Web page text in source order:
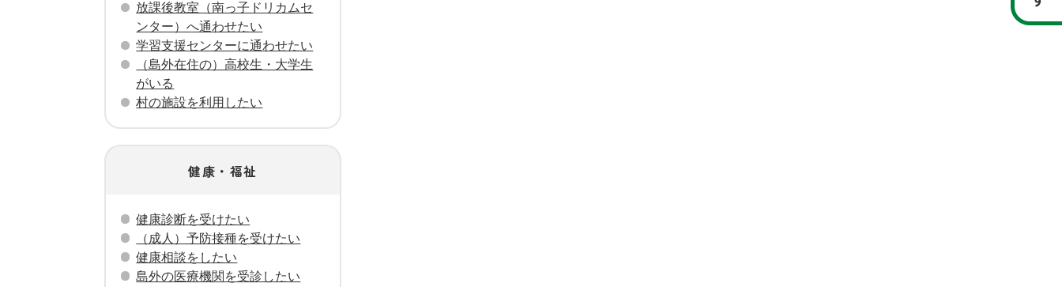
放課後教室（南っ子ドリカムセ
ンター）へ通わせたい
学習支援センターに通わせたい
（島外在住の）高校生・大学生
がいる
村の施設を利用したい
健康・福祉
健康診断を受けたい
（成人）予防接種を受けたい
健康相談をしたい
島外の医療機関を受診したい